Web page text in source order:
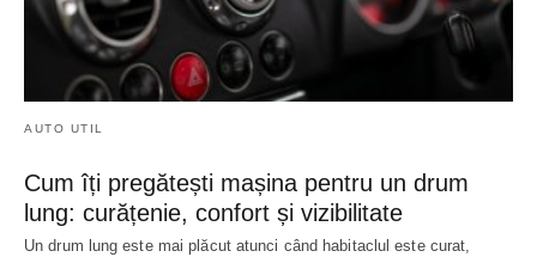
AUTO UTIL
Cum îți pregătești mașina pentru un drum
lung: curățenie, confort și vizibilitate
Un drum lung este mai plăcut atunci când habitaclul este curat,